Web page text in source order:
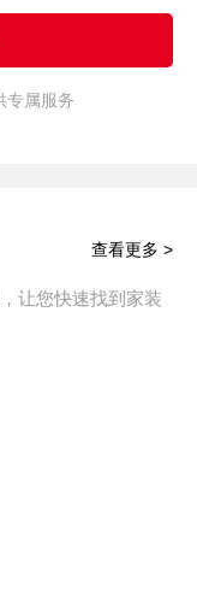
专属服务
让您快速找到家装
查看更多 >